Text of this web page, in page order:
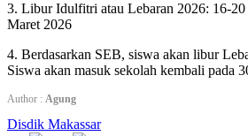
3. Libur Idulfitri atau Lebaran 2026: 16-
Maret 2026
4. Berdasarkan SEB, siswa akan libur
Siswa akan masuk sekolah kembali pada
Author : Agung
Disdik Makassar